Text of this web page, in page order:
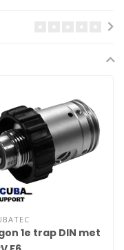
1e trap DIN met